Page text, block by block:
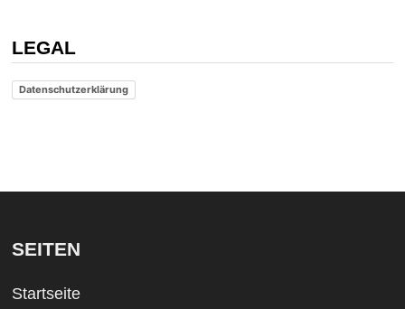
LEGAL
Datenschutzerklärung
SEITEN
Startseite